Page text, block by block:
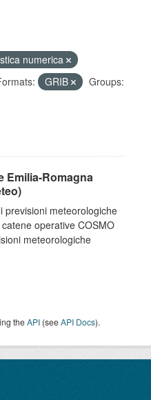
numerica
GRIB
Groups:
Emilia-Romagna
previsioni meteorologiche
operative COSMO
meteorologiche
theAPI (seeAPI Docs).